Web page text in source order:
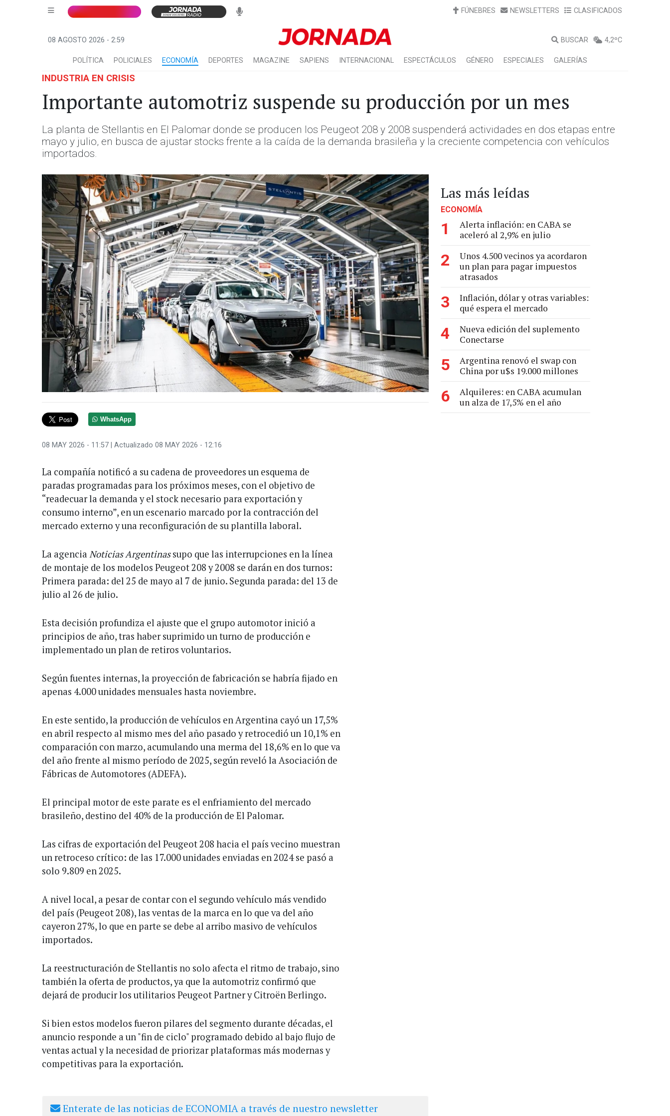
FÚNEBRES NEWSLETTERS CLASIFICADOS
08 AGOSTO 2026 - 2:59 BUSCAR 4,2ºC
POLÍTICA POLICIALES ECONOMÍA DEPORTES MAGAZINE SAPIENS INTERNACIONAL ESPECTÁCULOS GÉNERO ESPECIALES GALERÍAS
INDUSTRIA EN CRISIS
Importante automotriz suspende su producción por un mes
La planta de Stellantis en El Palomar donde se producen los Peugeot 208 y 2008 suspenderá actividades en dos etapas entre
mayo y julio, en busca de ajustar stocks frente a la caída de la demanda brasileña y la creciente competencia con vehículos
importados.
WhatsApp
08 MAY 2026 - 11:57 | Actualizado 08 MAY 2026 - 12:16
La compañía notificó a su cadena de proveedores un esquema de
paradas programadas para los próximos meses, con el objetivo de
“readecuar la demanda y el stock necesario para exportación y
consumo interno”, en un escenario marcado por la contracción del
mercado externo y una reconfiguración de su plantilla laboral.
La agencia Noticias Argentinassupo que las interrupciones en la línea
de montaje de los modelos Peugeot 208 y 2008 se darán en dos turnos:
Primera parada: del 25 de mayo al 7 de junio. Segunda parada: del 13 de
julio al 26 de julio.
Esta decisión profundiza el ajuste que el grupo automotor inició a
principios de año, tras haber suprimido un turno de producción e
implementado un plan de retiros voluntarios.
Según fuentes internas, la proyección de fabricación se habría fijado en
apenas 4.000 unidades mensuales hasta noviembre.
En este sentido, la producción de vehículos en Argentina cayó un 17,5%
en abril respecto al mismo mes del año pasado y retrocedió un 10,1% en
comparación con marzo, acumulando una merma del 18,6% en lo que va
del año frente al mismo período de 2025, según reveló la Asociación de
Fábricas de Automotores (ADEFA).
El principal motor de este parate es el enfriamiento del mercado
brasileño, destino del 40% de la producción de El Palomar.
Las cifras de exportación del Peugeot 208 hacia el país vecino muestran
un retroceso crítico: de las 17.000 unidades enviadas en 2024 se pasó a
solo 9.809 en 2025.
A nivel local, a pesar de contar con el segundo vehículo más vendido
del país (Peugeot 208), las ventas de la marca en lo que va del año
cayeron 27%, lo que en parte se debe al arribo masivo de vehículos
importados.
La reestructuración de Stellantis no solo afecta el ritmo de trabajo, sino
también la oferta de productos, ya que la automotriz confirmó que
dejará de producir los utilitarios Peugeot Partner y Citroën Berlingo.
Si bien estos modelos fueron pilares del segmento durante décadas, el
anuncio responde a un "fin de ciclo" programado debido al bajo flujo de
ventas actual y la necesidad de priorizar plataformas más modernas y
competitivas para la exportación.
Enterate de las noticias de ECONOMIA a través de nuestro newsletter
Las más leídas
ECONOMÍA
1
Alerta inflación: en CABA se
aceleró al 2,9% en julio
2
Unos 4.500 vecinos ya acordaron
un plan para pagar impuestos
atrasados
3
Inflación, dólar y otras variables:
qué espera el mercado
4
Nueva edición del suplemento
Conectarse
5
Argentina renovó el swap con
China por u$s 19.000 millones
6
Alquileres: en CABA acumulan
un alza de 17,5% en el año